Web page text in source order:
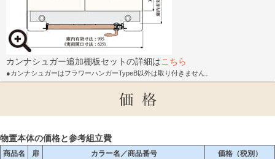
カンナシュガー追加棚板セットの詳細はこちら
●カンナシュガーはフラワーハンガーTypeB以外は取り付きません。
物置本体の価格と参考組立費
商品名 扉 カラー名／商品番号 価格（税別）